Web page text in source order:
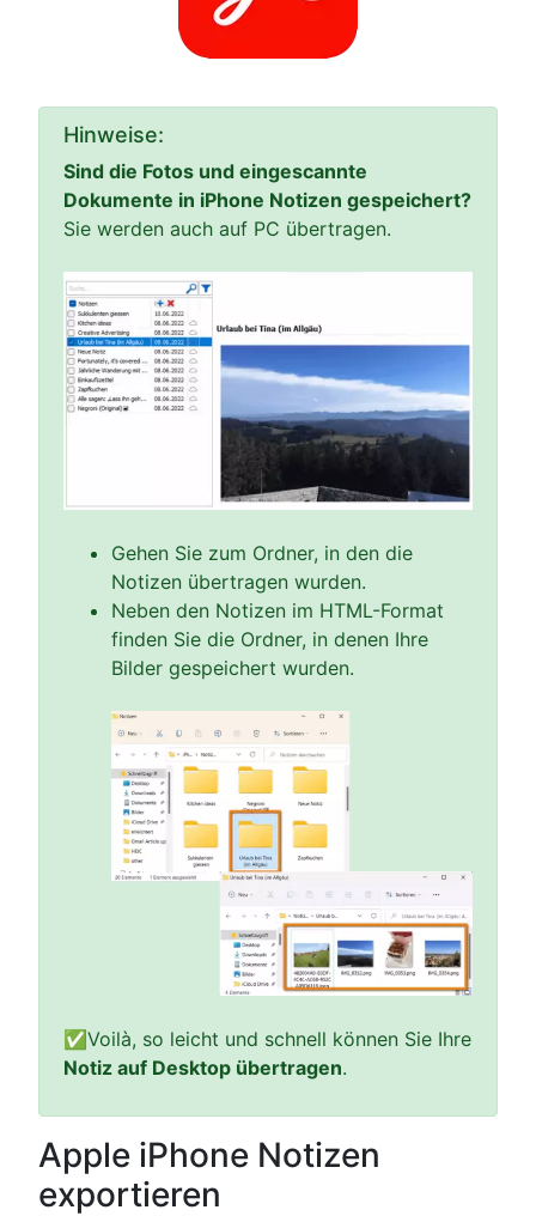
Hinweise:
Sind die Fotos und eingescannte
Dokumente in iPhone Notizen gespeichert?
Sie werden auch auf PC übertragen.
Gehen Sie zum Ordner, in den die
Notizen übertragen wurden.
Neben den Notizen im HTML-Format
finden Sie die Ordner, in denen Ihre
Bilder gespeichert wurden.
✅Voilà, so leicht und schnell können Sie Ihre
Notiz auf Desktop übertragen.
Apple iPhone Notizen
exportieren